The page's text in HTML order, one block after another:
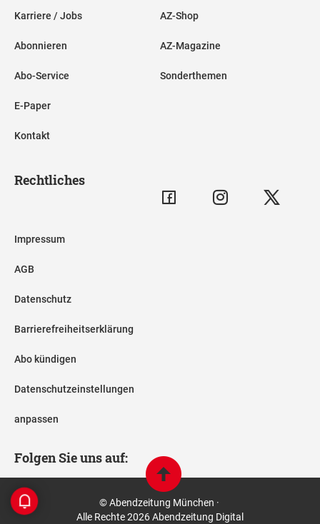
Karriere / Jobs
Abonnieren
Abo-Service
E-Paper
Kontakt
AZ-Shop
AZ-Magazine
Sonderthemen
Rechtliches
Impressum
AGB
Datenschutz
Barrierefreiheitserklärung
Abo kündigen
Datenschutzeinstellungen
anpassen
Folgen Sie uns auf:
© Abendzeitung München ·
Alle Rechte 2026 Abendzeitung Digital